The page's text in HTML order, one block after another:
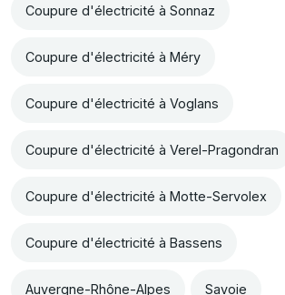
Coupure d'électricité à Sonnaz
Coupure d'électricité à Méry
Coupure d'électricité à Voglans
Coupure d'électricité à Verel-Pragondran
Coupure d'électricité à Motte-Servolex
Coupure d'électricité à Bassens
Auvergne-Rhône-Alpes Savoie